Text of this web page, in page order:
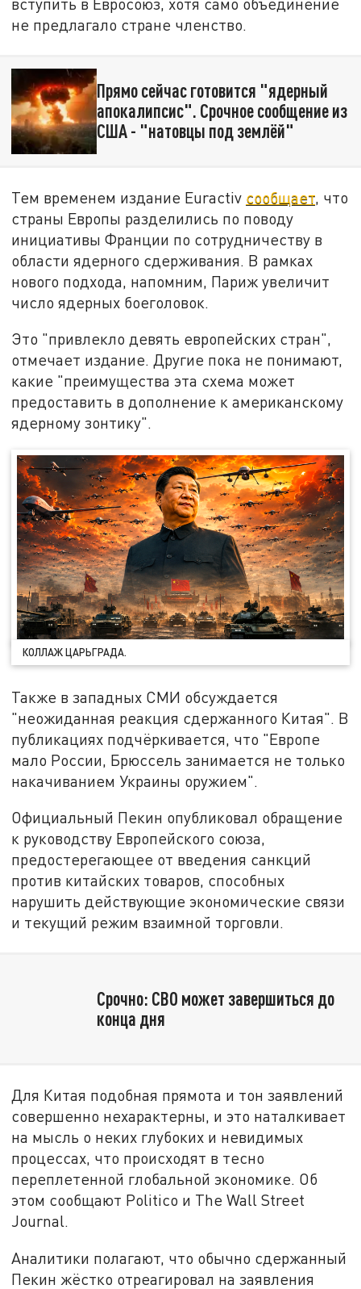
вступить в Евросоюз, хотя само объединение
не предлагало стране членство.
Прямо сейчас готовится "ядерный
апокалипсис". Срочное сообщение из
США - "натовцы под землёй"
Тем временем издание Euractiv сообщает , что
страны Европы разделились по поводу
инициативы Франции по сотрудничеству в
области ядерного сдерживания. В рамках
нового подхода, напомним, Париж увеличит
число ядерных боеголовок.
Это "привлекло девять европейских стран",
отмечает издание. Другие пока не понимают,
какие "преимущества эта схема может
предоставить в дополнение к американскому
ядерному зонтику".
КОЛЛАЖ ЦАРЬГРАДА.
Также в западных СМИ обсуждается
"неожиданная реакция сдержанного Китая". В
публикациях подчёркивается, что "Европе
мало России, Брюссель занимается не только
накачиванием Украины оружием".
Официальный Пекин опубликовал обращение
к руководству Европейского союза,
предостерегающее от введения санкций
против китайских товаров, способных
нарушить действующие экономические связи
и текущий режим взаимной торговли.
Срочно: СВО может завершиться до
конца дня
Для Китая подобная прямота и тон заявлений
совершенно нехарактерны, и это наталкивает
на мысль о неких глубоких и невидимых
процессах, что происходят в тесно
переплетенной глобальной экономике. Об
этом сообщают Politico и The Wall Street
Journal.
Аналитики полагают, что обычно сдержанный
Пекин жёстко отреагировал на заявления